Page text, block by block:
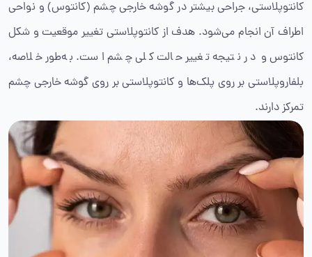
کانتوپلاستی، جراحی بیشتر در گوشه خارجی چشم (کانتوس) و نواحی
اطراف آن انجام می‌شود. هدف از کانتوپلاستی تغییر موقعیت و شکل
کانتوس و در نتیجه تغییر حالت کلی چشم است. به‌طور خلاصه،
بلفاروپلاستی بر روی پلک‌ها و کانتوپلاستی بر روی گوشه خارجی چشم
تمرکز دارند.